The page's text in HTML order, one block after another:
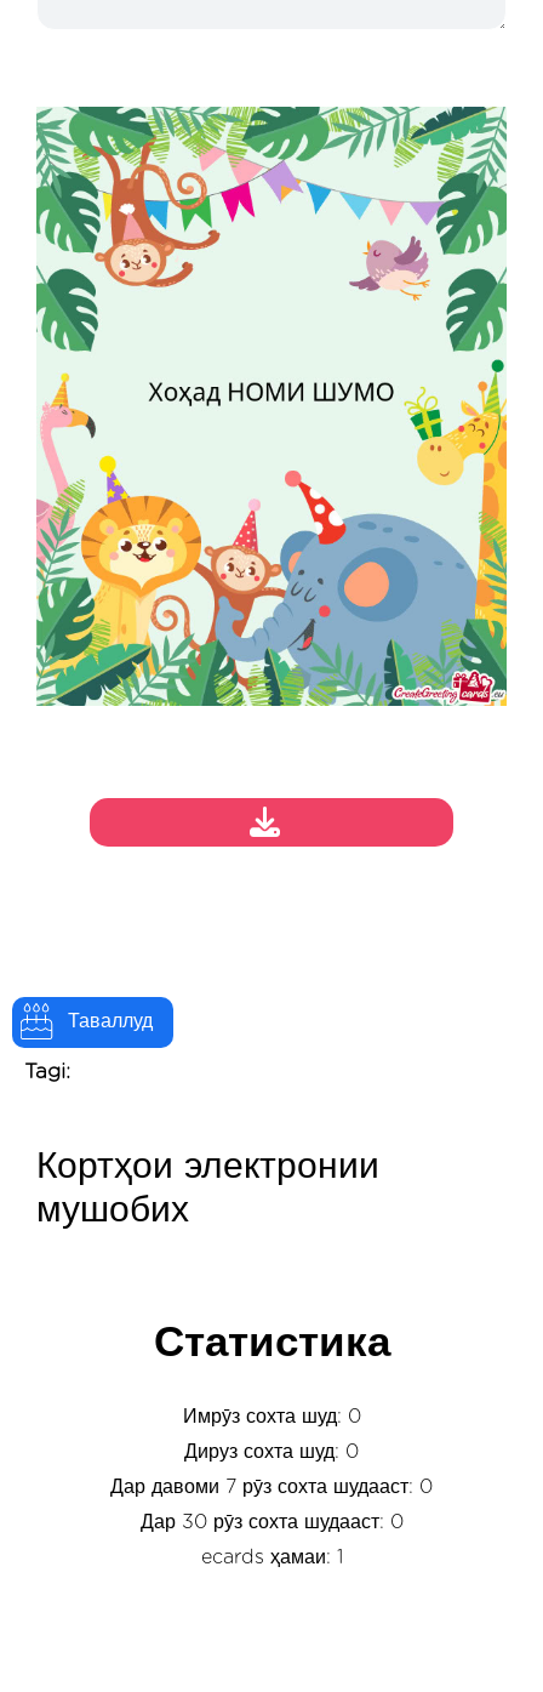
Таваллуд
Tagi:
Кортҳои электронии
мушобих
Статистика
Имрӯз сохта шуд: 0
Дируз сохта шуд: 0
Дар давоми 7 рӯз сохта шудааст: 0
Дар 30 рӯз сохта шудааст: 0
ecards ҳамаи: 1